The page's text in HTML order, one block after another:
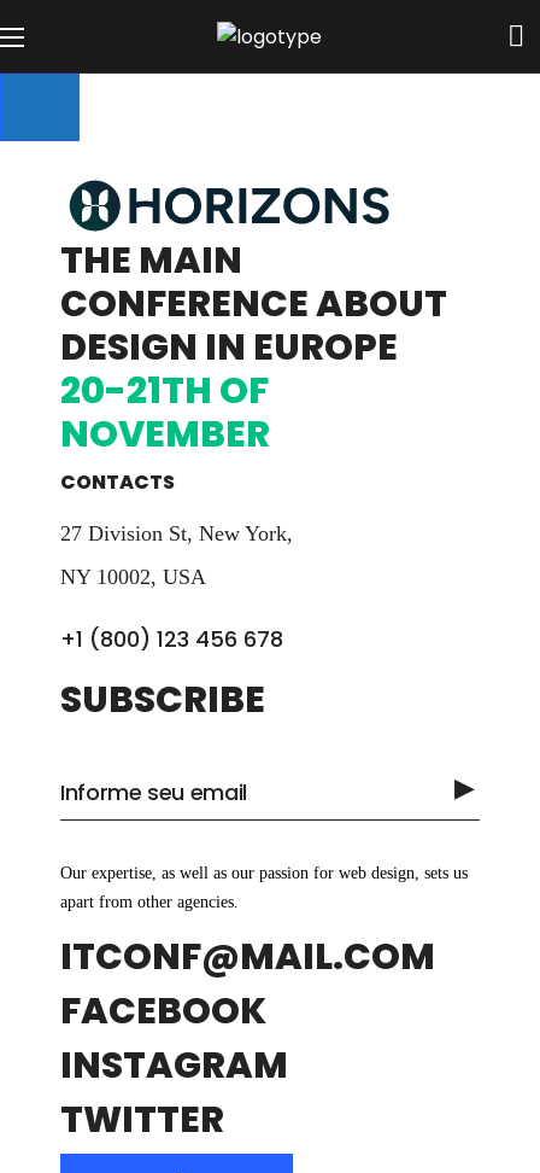
THE MAIN
CONFERENCE ABOUT
DESIGN IN EUROPE
20-21TH OF
NOVEMBER
CONTACTS
27 Division St, New York,
NY 10002, USA
+1 (800) 123 456 678
SUBSCRIBE
Our expertise, as well as our passion for web design, sets us
apart from other agencies.
ITCONF@MAIL.COM
FACEBOOK
INSTAGRAM
TWITTER